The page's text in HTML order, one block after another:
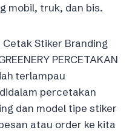
mobil, truk, dan bis.
Stiker Branding
PERCETAKAN
terlampau
percetakan
dan model tipe stiker
atau order ke kita